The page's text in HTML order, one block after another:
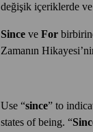
değişik içeriklerde ve
Since ve For
Zamanın
Use “since” to
states of being. “